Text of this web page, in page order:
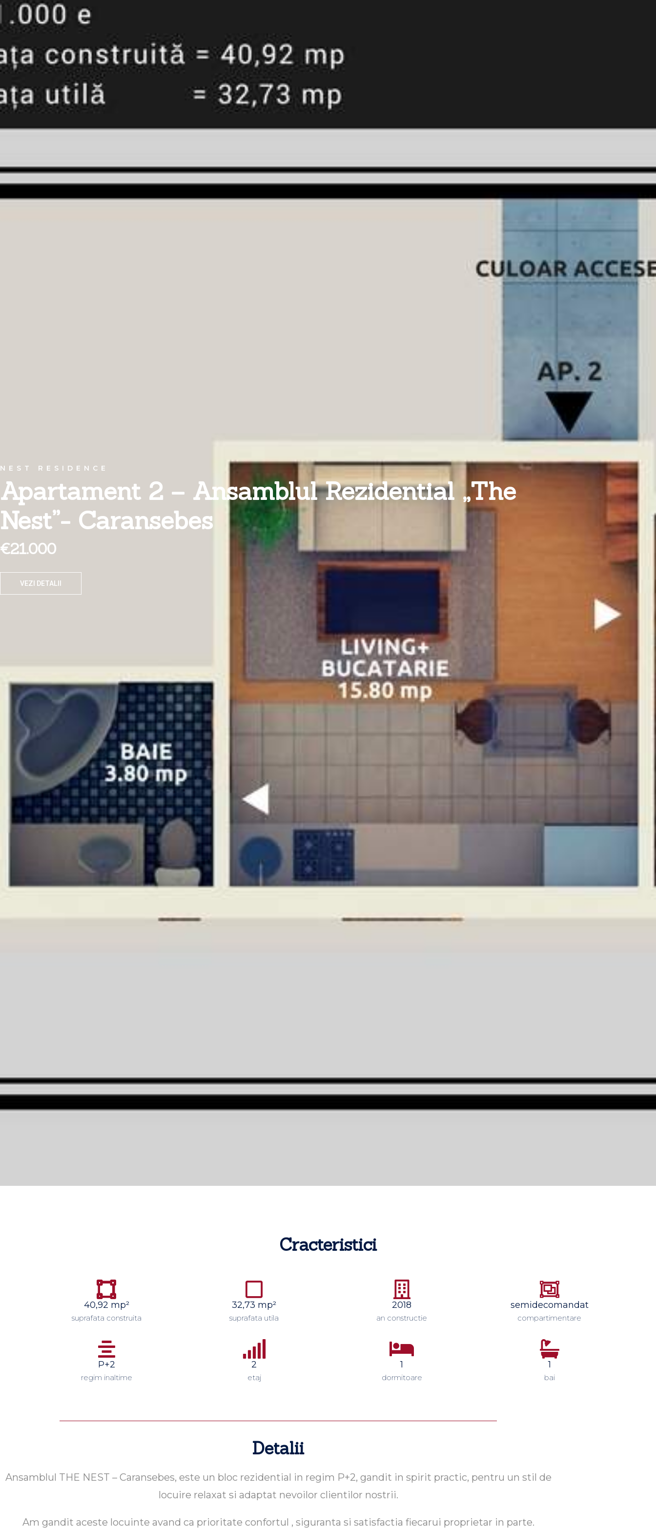
NEST RESIDENCE
Apartament 2 – Ansamblul Rezidential „The
Nest”- Caransebes
€21.000
VEZI DETALII
Cracteristici
40,92 mp²
suprafata construita
32,73 mp²
suprafata utila
2018
an constructie
semidecomandat
compartimentare
P+2
regim inaltime
2
etaj
1
dormitoare
1
bai
Detalii
Ansamblul THE NEST – Caransebes, este un bloc rezidential in regim P+2, gandit in spirit practic, pentru un stil de
locuire relaxat si adaptat nevoilor clientilor nostrii.
Am gandit aceste locuinte avand ca prioritate confortul , siguranta si satisfactia fiecarui proprietar in parte.